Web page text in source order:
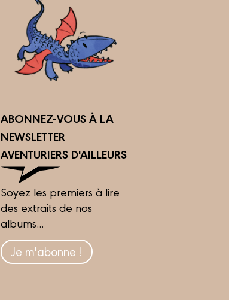
ABONNEZ-VOUS À LA
NEWSLETTER
AVENTURIERS D'AILLEURS
Soyez les premiers à lire
des extraits de nos
albums...
Je m'abonne !